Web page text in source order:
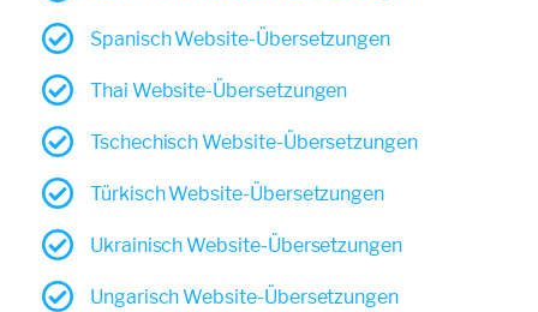
Spanisch Website-Übersetzungen
Thai Website-Übersetzungen
Tschechisch Website-Übersetzungen
Türkisch Website-Übersetzungen
Ukrainisch Website-Übersetzungen
Ungarisch Website-Übersetzungen